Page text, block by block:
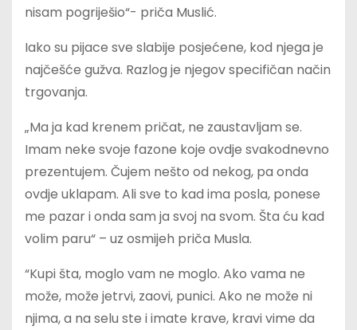
nisam pogriješio“- priča Muslić.
Iako su pijace sve slabije posjećene, kod njega je
najčešće gužva. Razlog je njegov specifičan način
trgovanja.
„Ma ja kad krenem pričat, ne zaustavljam se.
Imam neke svoje fazone koje ovdje svakodnevno
prezentujem. Čujem nešto od nekog, pa onda
ovdje uklapam. Ali sve to kad ima posla, ponese
me pazar i onda sam ja svoj na svom. Šta ću kad
volim paru“ – uz osmijeh priča Musla.
“Kupi šta, moglo vam ne moglo. Ako vama ne
može, može jetrvi, zaovi, punici. Ako ne može ni
njima, a na selu ste i imate krave, kravi vime da